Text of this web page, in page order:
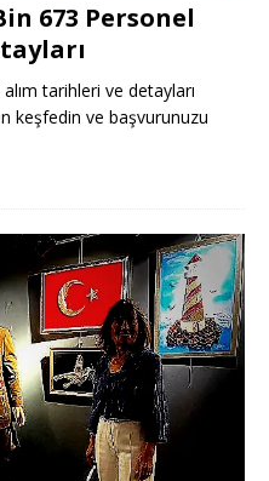
673 Personel
tarihleri ve detayları
keşfedin ve başvurunuzu